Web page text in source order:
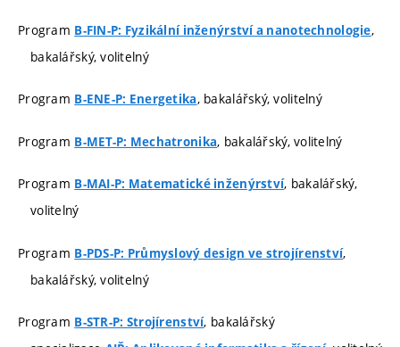
Program B-FIN-P: Fyzikální inženýrství a nanotechnologie,
bakalářský, volitelný
Program B-ENE-P: Energetika, bakalářský, volitelný
Program B-MET-P: Mechatronika, bakalářský, volitelný
Program B-MAI-P: Matematické inženýrství, bakalářský,
volitelný
Program B-PDS-P: Průmyslový design ve strojírenství,
bakalářský, volitelný
Program B-STR-P: Strojírenství, bakalářský